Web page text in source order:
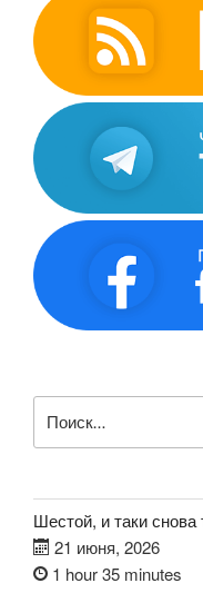
Шестой, и таки снова
21 июня, 2026
1 hour 35 minutes